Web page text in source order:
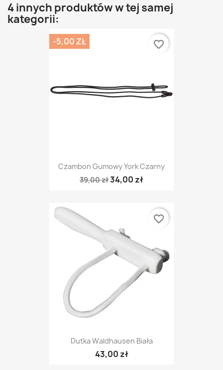
4 innych produktów w tej samej
kategorii:
Czambon Gumowy York Czarny
39,00 zł34,00 zł
-5,00 ZŁ favorite_border
Dutka Waldhausen Biała
43,00 zł
favorite_border